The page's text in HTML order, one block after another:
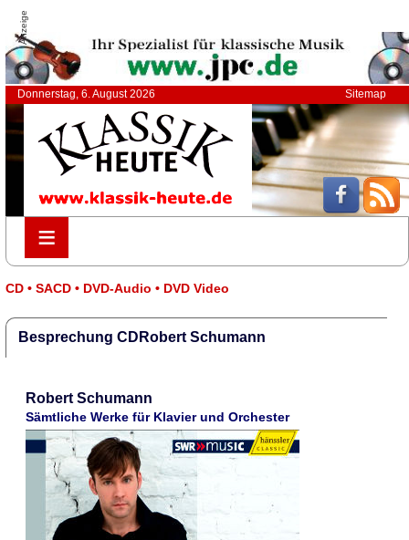
Anzeige
Donnerstag, 6. August 2026 Sitemap
≡
≡
CD • SACD • DVD-Audio • DVD Video
Besprechung CDRobert Schumann
Robert Schumann
Sämtliche Werke für Klavier und Orchester